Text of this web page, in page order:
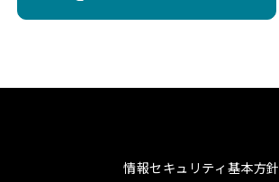
情報セキュリティ基本方針